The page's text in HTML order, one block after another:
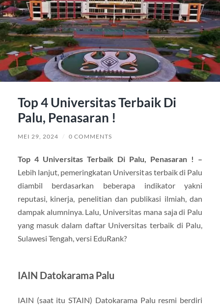
Top 4 Universitas Terbaik Di
Palu, Penasaran !
MEI 29, 2024 / 0 COMMENTS
Top 4 Universitas Terbaik Di Palu, Penasaran ! –
Lebih lanjut, pemeringkatan Universitas terbaik di Palu
diambil berdasarkan beberapa indikator yakni
reputasi, kinerja, penelitian dan publikasi ilmiah, dan
dampak alumninya. Lalu, Universitas mana saja di Palu
yang masuk dalam daftar Universitas terbaik di Palu,
Sulawesi Tengah, versi EduRank?
IAIN Datokarama Palu
IAIN (saat itu STAIN) Datokarama Palu resmi berdiri